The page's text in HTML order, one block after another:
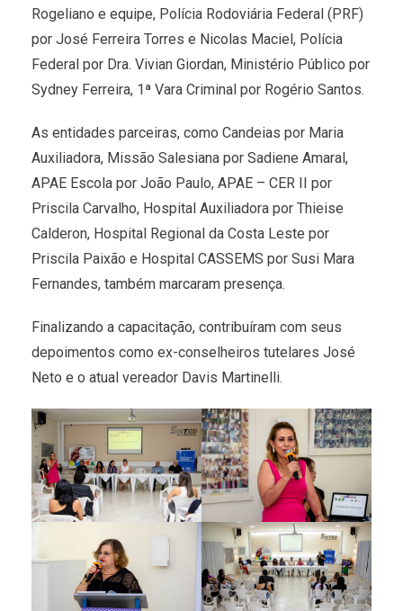
Rogeliano e equipe, Polícia Rodoviária Federal (PRF)
por José Ferreira Torres e Nicolas Maciel, Polícia
Federal por Dra. Vivian Giordan, Ministério Público por
Sydney Ferreira, 1ª Vara Criminal por Rogério Santos.
As entidades parceiras, como Candeias por Maria
Auxiliadora, Missão Salesiana por Sadiene Amaral,
APAE Escola por João Paulo, APAE – CER II por
Priscila Carvalho, Hospital Auxiliadora por Thieise
Calderon, Hospital Regional da Costa Leste por
Priscila Paixão e Hospital CASSEMS por Susi Mara
Fernandes, também marcaram presença.
Finalizando a capacitação, contribuíram com seus
depoimentos como ex-conselheiros tutelares José
Neto e o atual vereador Davis Martinelli.